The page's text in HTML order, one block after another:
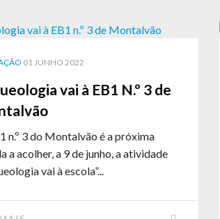
vai à EB1 N.º 3 de
01 JUNHO 2022
n.º 3 do Montalvão é a próxima
a acolher, a 9 de junho, a atividade
vai à escola”...